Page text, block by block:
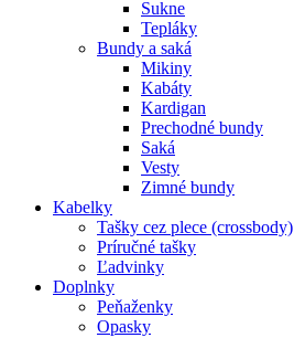
Sukne
Tepláky
Bundy a saká
Mikiny
Kabáty
Kardigan
Prechodné bundy
Saká
Vesty
Zimné bundy
Kabelky
Tašky cez plece (crossbody)
Príručné tašky
Ľadvinky
Doplnky
Peňaženky
Opasky